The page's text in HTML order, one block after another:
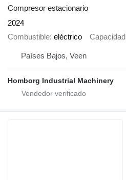
Compresor estacionario
2024
Combustible eléctrico Capacidad
Países Bajos, Veen
Homborg Industrial Machinery